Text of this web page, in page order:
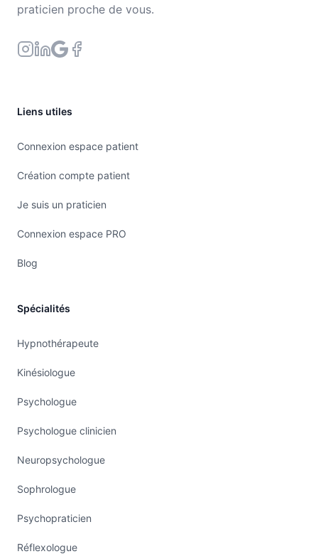
praticien proche de vous.
Liens utiles
Connexion espace patient
Création compte patient
Je suis un praticien
Connexion espace PRO
Blog
Spécialités
Hypnothérapeute
Kinésiologue
Psychologue
Psychologue clinicien
Neuropsychologue
Sophrologue
Psychopraticien
Réflexologue